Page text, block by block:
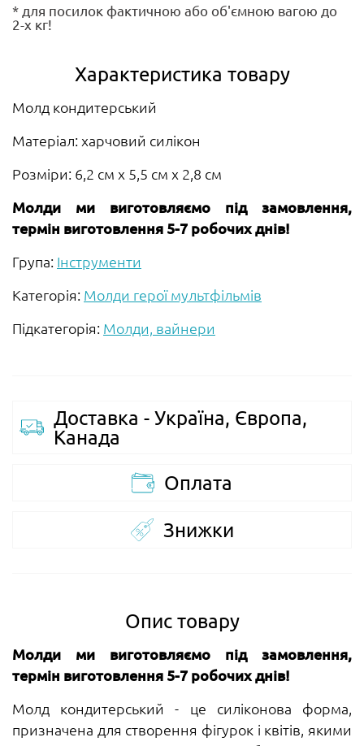
* для посилок фактичною або об'ємною вагою до
2-х кг!
Характеристика товару
Молд кондитерський
Матеріал: харчовий силікон
Розміри: 6,2 см х 5,5 см х 2,8 см
Молди ми виготовляємо під замовлення,
термін виготовлення 5-7 робочих днів!
Група: Інструменти
Категорія: Молди герої мультфільмів
Підкатегорія: Молди, вайнери
Доставка - Україна, Європа,
Канада
Оплата
Знижки
Опис товару
Молди ми виготовляємо під замовлення,
термін виготовлення 5-7 робочих днів!
Молд кондитерський - це силіконова форма,
призначена для створення фігурок і квітів, якими